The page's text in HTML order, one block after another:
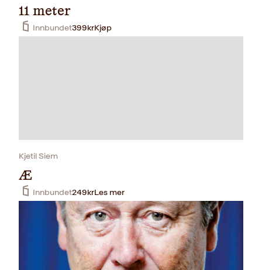
11 meter
Innbundet399krKjøp
Kjetil Siem
Æ
Innbundet249krLes mer